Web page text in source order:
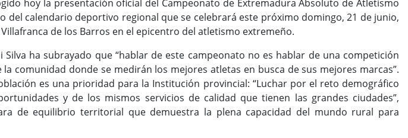
hoy la presentación oficial del Campeonato de Extremadura Absoluto de Atletismo
del calendario deportivo regional que se celebrará este próximo domingo, 21 de junio,
de los Barros en el epicentro del atletismo extremeño.
ha subrayado que “hablar de este campeonato no es hablar de una competición
comunidad donde se medirán los mejores atletas en busca de sus mejores marcas”.
es una prioridad para la Institución provincial: “Luchar por el reto demográfico
y de los mismos servicios de calidad que tienen las grandes ciudades”,
de equilibrio territorial que demuestra la plena capacidad del mundo rural para